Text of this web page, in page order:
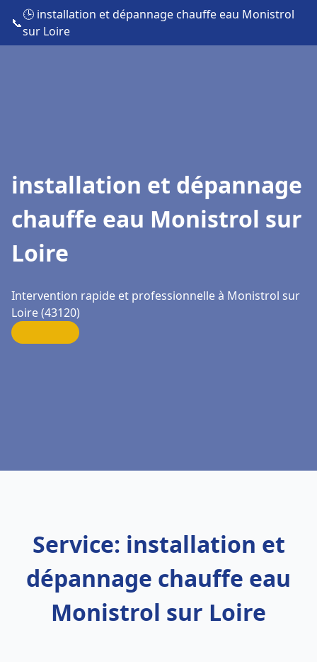
📞
🕒 installation et dépannage chauffe eau Monistrol
sur Loire
installation et dépannage
chauffe eau Monistrol sur
Loire
Intervention rapide et professionnelle à Monistrol sur
Loire (43120)
Service: installation et
dépannage chauffe eau
Monistrol sur Loire